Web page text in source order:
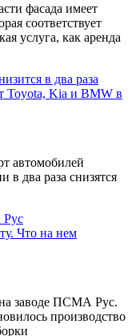
фасада имеет
соответствует
услуга, как аренда
Toyota, Kia и BMW в
автомобилей
в два раза снизятся
Что на нем
на заводе ПСМА Рус.
производство